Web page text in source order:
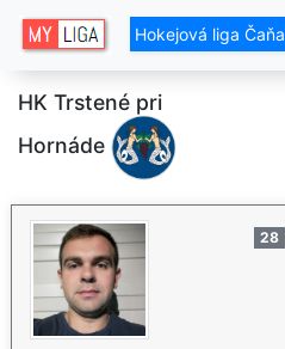
Hokejová liga Čaňa
HK Trstené pri
Hornáde
28